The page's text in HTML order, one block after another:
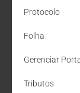
Protocolo
Folha
Gerenciar
Tributos